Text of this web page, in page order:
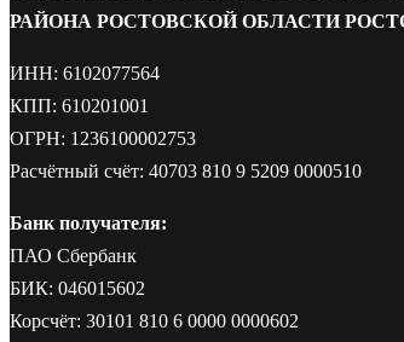
РАЙОНА РОСТОВСКОЙ ОБЛАСТИ
ИНН: 6102077564
КПП: 610201001
ОГРН: 1236100002753
Расчётный счёт: 40703 810 9 5209 0000510
Банк получателя:
ПАО Сбербанк
БИК: 046015602
Корсчёт: 30101 810 6 0000 0000602